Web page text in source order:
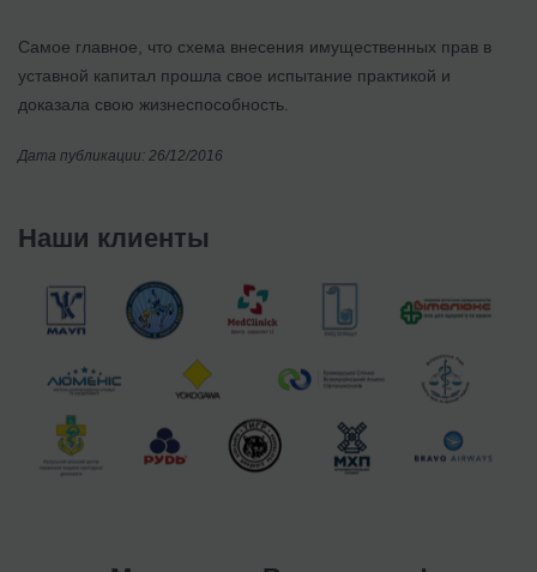
Самое главное, что схема внесения имущественных прав в
уставной капитал прошла свое испытание практикой и
доказала свою жизнеспособность.
Дата публикации: 26/12/2016
Наши клиенты